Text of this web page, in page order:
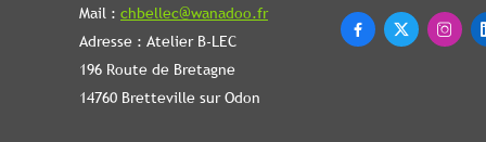
Mail : chbellec@wanadoo.fr
Adresse : Atelier B-LEC
196 Route de Bretagne
14760 Bretteville sur Odon
  